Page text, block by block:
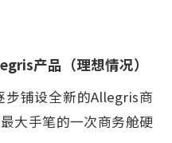
产品（理想情况）
步铺设全新的Allegris商
大手笔的一次商务舱硬